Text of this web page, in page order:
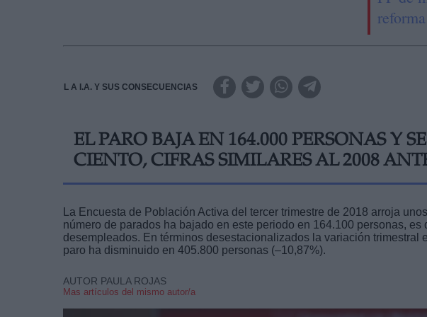
L A I.A. Y SUS CONSECUENCIAS
EL PARO BAJA EN 164.000 PERSONAS Y
CIENTO, CIFRAS SIMILARES AL 2008
La Encuesta de Población Activa del tercer trimestre de 2018 arroja
número de parados ha bajado en este periodo en 164.100 personas,
desempleados. En términos desestacionalizados la variación trimestral
paro ha disminuido en 405.800 personas (–10,87%).
AUTOR PAULA ROJAS
Mas artículos del mismo autor/a